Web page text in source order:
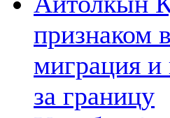
признаком
миграция и
за границу